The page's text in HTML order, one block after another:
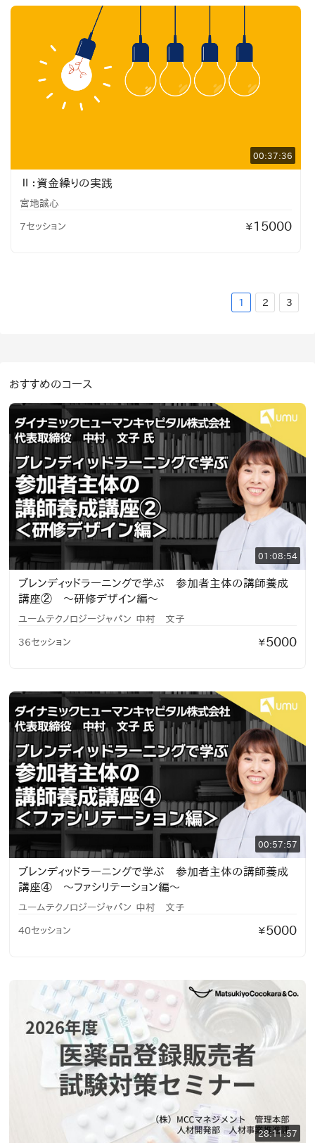
00:37:36
Ⅱ：資金繰りの実践
宮地誠心
7セッション ¥ 15000
1 2 3
おすすめのコース
01:08:54
ブレンディッドラーニングで学ぶ 参加者主体の講師養成
講座② 〜研修デザイン編〜
ユームテクノロジージャパン 中村 文子
36セッション ¥5000
00:57:57
ブレンディッドラーニングで学ぶ 参加者主体の講師養成
講座④ 〜ファシリテーション編〜
ユームテクノロジージャパン 中村 文子
40セッション ¥5000
28:11:57